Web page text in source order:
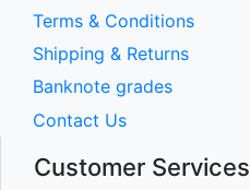
Terms & Conditions
Shipping & Returns
Banknote grades
Contact Us
Customer Services